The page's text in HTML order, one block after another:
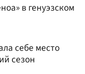
в генуэзском
себе место
сезон